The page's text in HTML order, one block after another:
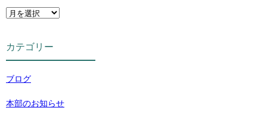
カテゴリー
ブログ
本部のお知らせ